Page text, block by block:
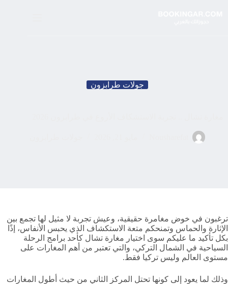
جولات طرابزون
ترغبون في خوض مغامرة حقيقية، وعيش تجربة لا مثيل لها تجمع بين
الإثارة والحماس وتمنحكم متعة الاستكشاف الذي يحبس الأنفاس، إذًا
بكل تأكيد ما عليكم سوى اختيار مغارة تشال كأحد برامج الرحلة
السياحية في الشمال التركي، والتي تعتبر من أهم المغارات على
مستوى العالم وليس تركيا فقط.
وذلك لما يعود إلى كونها تحتل المركز الثاني من حيث أطول المغارات